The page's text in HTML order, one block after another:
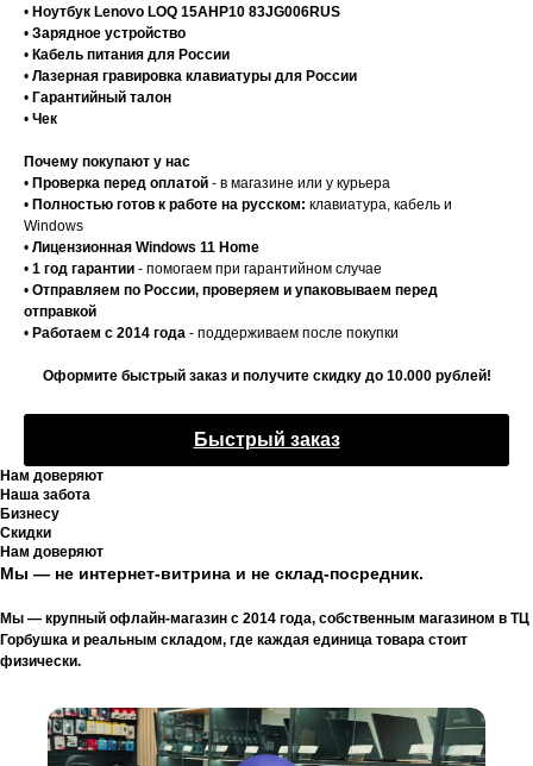
• Ноутбук Lenovo LOQ 15AHP10 83JG006RUS
• Зарядное устройство
• Кабель питания для России
• Лазерная гравировка клавиатуры для России
• Гарантийный талон
• Чек
Почему покупают у нас
• Проверка перед оплатой - в магазине или у курьера
• Полностью готов к работе на русском: клавиатура, кабель и
Windows
• Лицензионная Windows 11 Home
• 1 год гарантии - помогаем при гарантийном случае
• Отправляем по России, проверяем и упаковываем перед
отправкой
• Работаем с 2014 года - поддерживаем после покупки
Оформите быстрый заказ и получите скидку до 10.000 рублей!
Быстрый заказ
Нам доверяют
Наша забота
Бизнесу
Скидки
Нам доверяют
Мы — не интернет-витрина и не склад-посредник.
Мы — крупный офлайн-магазин с 2014 года, собственным магазином в ТЦ
Горбушка и реальным складом, где каждая единица товара стоит
физически.